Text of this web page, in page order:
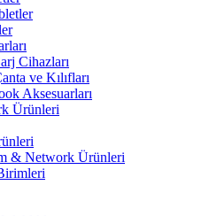
Cihazları
ve Kılıfları
Aksesuarları
Ürünleri
& Network Ürünleri